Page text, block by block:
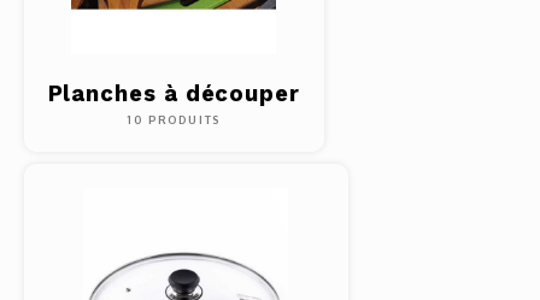
Planches à découper
10 PRODUITS